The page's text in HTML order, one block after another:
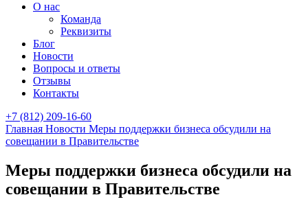
О нас
Команда
Реквизиты
Блог
Новости
Вопросы и ответы
Отзывы
Контакты
+7 (812) 209-16-60
Главная Новости Меры поддержки бизнеса обсудили на
совещании в Правительстве
Меры поддержки бизнеса обсудили на
совещании в Правительстве